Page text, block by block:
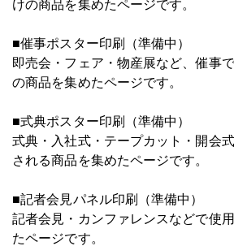
けの商品を集めたページです。
■催事ポスター印刷（準備中）
即売会・フェア・物産展など、催事
の商品を集めたページです。
■式典ポスター印刷（準備中）
式典・入社式・テープカット・開会
される商品を集めたページです。
■記者会見パネル印刷（準備中）
記者会見・カンファレンスなどで使
たページです。